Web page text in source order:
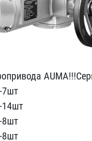
7шт
14шт
8​шт
8шт